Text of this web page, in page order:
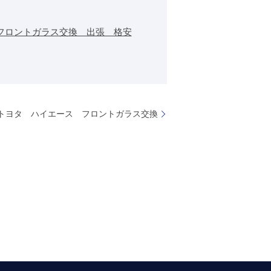
ントガラス交換 出張 格安
ヨタ ハイエース フロントガラス交換